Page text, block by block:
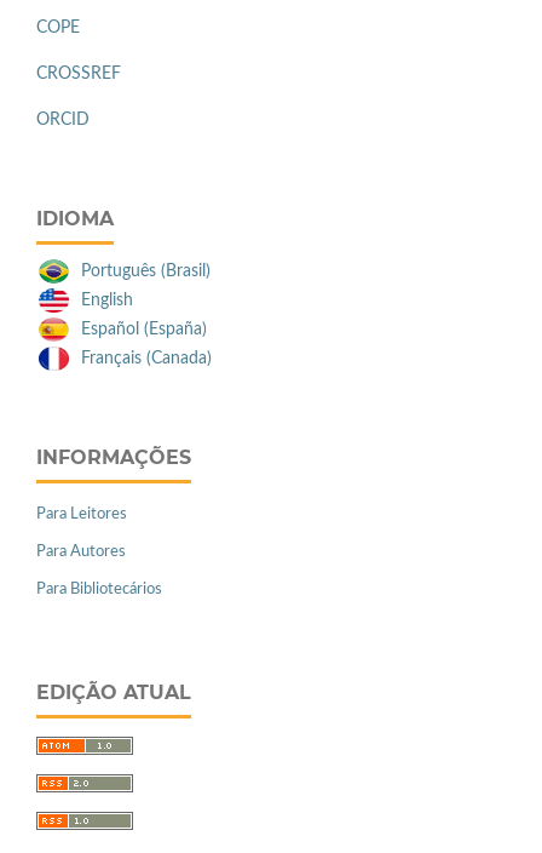
COPE
CROSSREF
ORCID
IDIOMA
Português (Brasil)
English
Español (España)
Français (Canada)
INFORMAÇÕES
Para Leitores
Para Autores
Para Bibliotecários
EDIÇÃO ATUAL